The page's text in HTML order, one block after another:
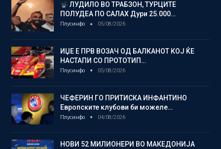
ЛУДИЛО ВО ТРАБЗОН, ТУРЦИТЕ
ПОЛУДЕА ПО САЛАХ Дури 25.000…
Плусинфо 05/08/2026
ИЏЕ Е ПРВ ВОЗАЧ ОД БАЛКАНОТ КОЈ ЌЕ
НАСТАПИ СО ПРОТОТИП…
Плусинфо 05/08/2026
ЧЕФЕРИН ГО ПРИТИСКА ИНФАНТИНО
Европските клубови би можеле…
Плусинфо 04/08/2026
НОВИ 52 МИЛИОНЕРИ ВО МАКЕДОНИЈА